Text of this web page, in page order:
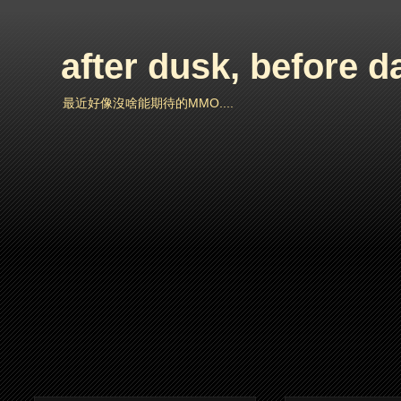
after dusk, before
最近好像沒啥能期待的MMO....